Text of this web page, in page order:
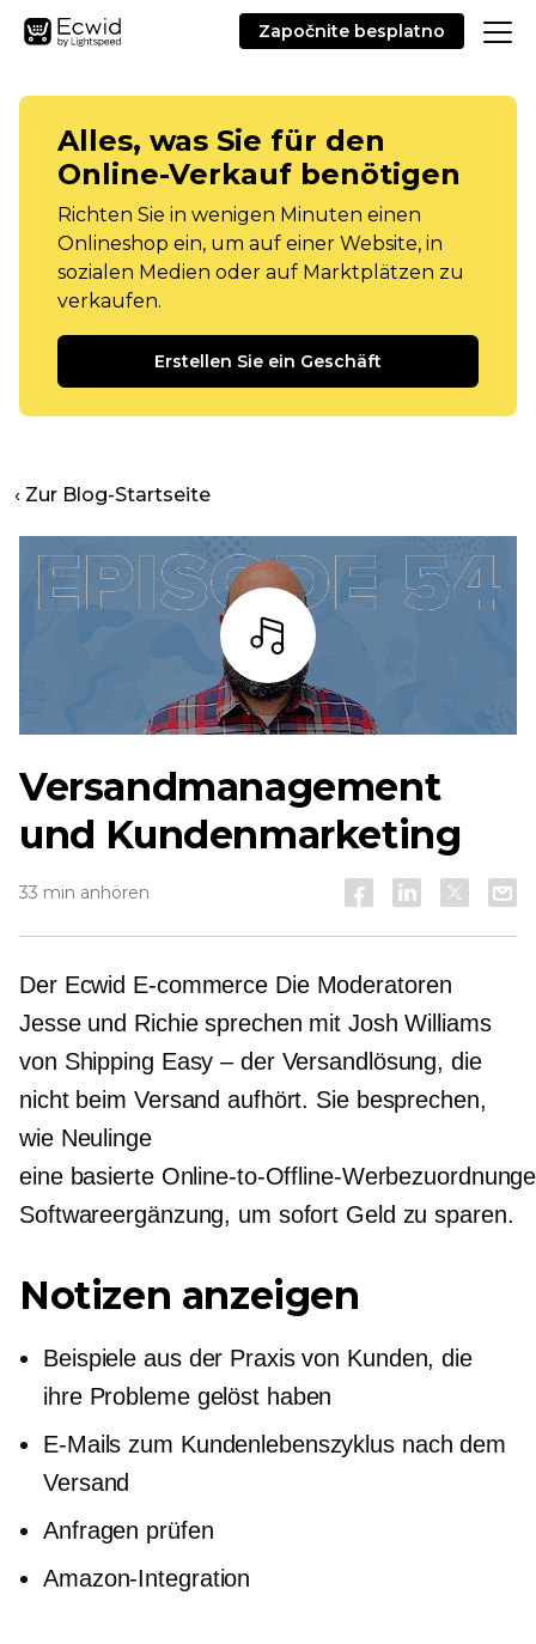
Započnite besplatno
Alles, was Sie für den
Online-Verkauf benötigen
Richten Sie in wenigen Minuten einen
Onlineshop ein, um auf einer Website, in
sozialen Medien oder auf Marktplätzen zu
verkaufen.
Erstellen Sie ein Geschäft
‹ Zur Blog-Startseite
Zuhören
Versandmanagement
und Kundenmarketing
33 min anhören
Der Ecwid E-commerce Die Moderatoren
Jesse und Richie sprechen mit Josh Williams
von Shipping Easy – der Versandlösung, die
nicht beim Versand aufhört. Sie besprechen,
wie Neulinge
eine basierte Online-to-Offline-
Softwareergänzung, um sofort Geld zu sparen.
Notizen anzeigen
Beispiele aus der Praxis von Kunden, die
ihre Probleme gelöst haben
E-Mails zum Kundenlebenszyklus nach dem
Versand
Anfragen prüfen
Amazon-Integration